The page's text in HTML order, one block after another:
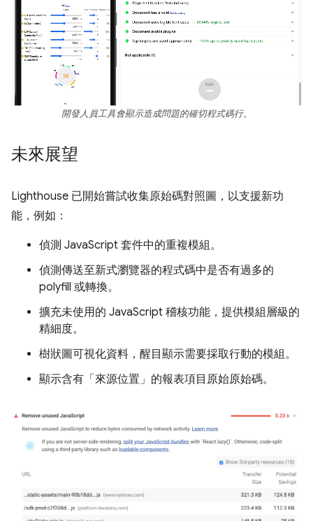
開發人員工具會顯示造成問題的確切程式碼行。
未來展望
Lighthouse 已開始嘗試收集原始碼對照圖，以支援新功
能，例如：
偵測 JavaScript 套件中的重複模組。
偵測傳送至新式瀏覽器的程式碼中是否有過多的
polyfill 或轉換。
擴充未使用的 JavaScript 稽核功能，提供模組層級的
精細度。
樹狀圖可視化資料，醒目顯示需要採取行動的模組。
顯示含有「來源位置」的報表項目原始原始碼。